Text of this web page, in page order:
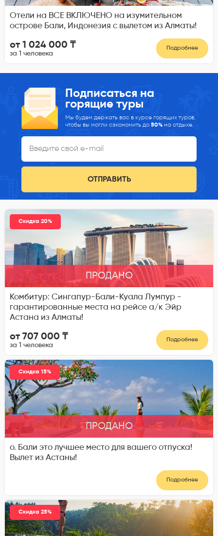
Отели на ВСЕ ВКЛЮЧЕНО на изумительном
острове Бали, Индонезия с вылетом из Алматы!
от 1 024 000 ₸
за 1 человека
Подробнее
Подписаться на
горящие туры
Мы будем держать вас в курсе горящих туров,
чтобы вы могли сэкономить до 50% на отдыхе.
ОТПРАВИТЬ
Скидка 20%
ПРОДАНО
Комбитур: Сингапур-Бали-Куала Лумпур -
гарантированные места на рейсе а/к Эйр
Астана из Алматы!
от 707 000 ₸
за 1 человека
Подробнее
Скидка 15%
ПРОДАНО
о. Бали это лучшее место для вашего отпуска!
Вылет из Астаны!
Подробнее
Скидка 25%